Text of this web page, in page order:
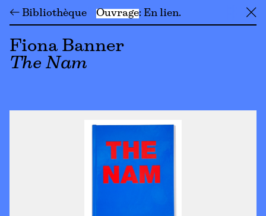
← Bibliothèque Ouvrage En lien ╳
Fiona Banner
The Nam